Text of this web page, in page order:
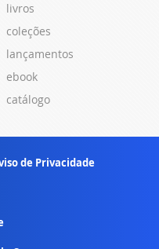
livros
coleções
lançamentos
ebook
catálogo
de Privacidade